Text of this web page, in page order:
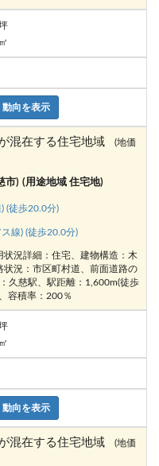
動向を表示
混在する住宅地域
(地価
市) (用途地域 住宅地)
(徒歩20.0分)
線) (徒歩20.0分)
況詳細：住宅、建物構造：木
況：市区町村道、前面道路の
久慈駅、駅距離：1,600m(徒歩
容積率：200％
動向を表示
混在する住宅地域
(地価